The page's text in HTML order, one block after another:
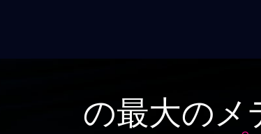
の最大のメ